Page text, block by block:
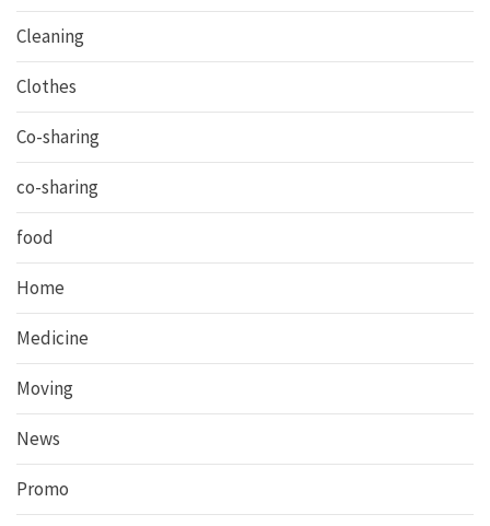
Cleaning
Clothes
Co-sharing
co-sharing
food
Home
Medicine
Moving
News
Promo